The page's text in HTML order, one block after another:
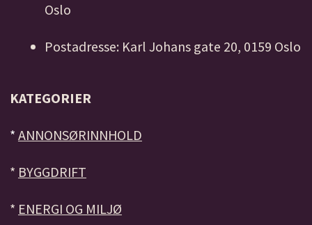
Oslo
Postadresse: Karl Johans gate 20, 0159 Oslo
KATEGORIER
* ANNONSØRINNHOLD
* BYGGDRIFT
* ENERGI OG MILJØ